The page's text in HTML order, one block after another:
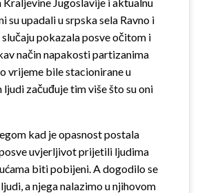
upadali u srpska sela Ravno i
pokazala posve očitom i
način napakosti partizanima
vrijeme bile stacionirane u
začuđuje tim više što su oni
kad je opasnost postala
uvjerljivot prijetili ljudima
biti pobijeni. A dogodilo se
a njega nalazimo u njihovom